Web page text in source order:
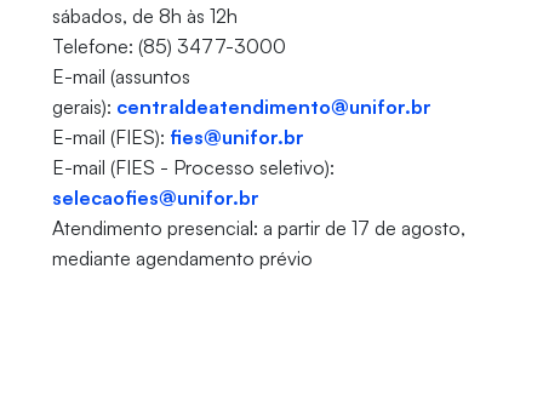
sábados, de 8h às 12h
Telefone: (85) 3477-3000
E-mail (assuntos
gerais): centraldeatendimento@unifor.br
E-mail (FIES): fies@unifor.br
E-mail (FIES - Processo seletivo):
selecaofies@unifor.br
Atendimento presencial: a partir de 17 de agosto,
mediante agendamento prévio